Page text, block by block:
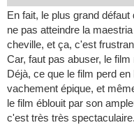
En fait, le plus grand
ne pas atteindre la
cheville, et ça, c'est
Car, faut pas abuser, le
Déjà, ce que le film perd
vachement épique, et
le film éblouit par son
c'est très très